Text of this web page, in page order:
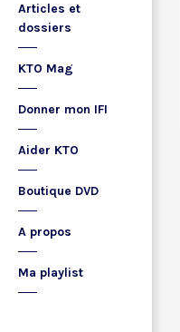
Articles et
dossiers
KTO Mag
Donner mon IFI
Aider KTO
Boutique DVD
A propos
Ma playlist